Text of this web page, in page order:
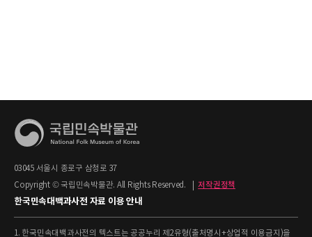
03045 서울시 종로구 삼청로 37
Copyright © 국립민속박물관. All Rights Reserved.
저작권정책
한국민속대백과사전 자료 이용 안내
1. 한국민속대백과사전의 텍스트는 공공누리 제2유형(출처명시+상업적 이용금지)을